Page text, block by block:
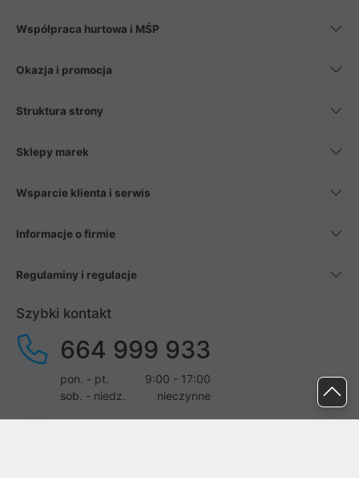
Współpraca hurtowa i MŚP
Okazja i promocja
Struktura strony
Sklepy marek
Wsparcie klienta i serwis
Informacje o firmie
Regulaminy i regulacje
Szybki kontakt
664 999 933
pon. - pt.
9:00 - 17:00
sob. - niedz.
nieczynne